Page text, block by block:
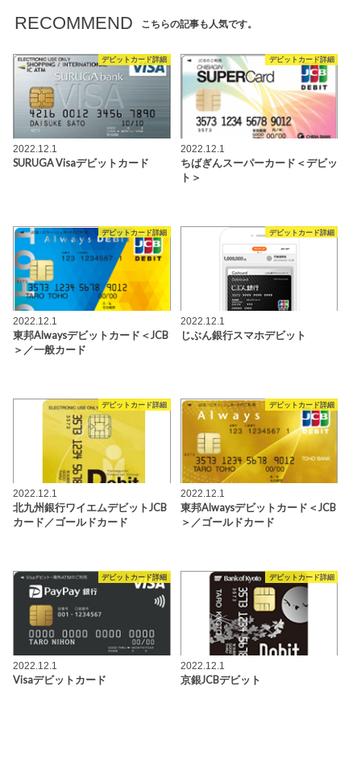
RECOMMEND こちらの記事も人気です。
デビットカード詳細
2022.12.1
SURUGA Visaデビットカード
デビットカード詳細
2022.12.1
ちばぎんスーパーカード＜デビッ
ト＞
デビットカード詳細
2022.12.1
東邦Alwaysデビットカード＜JCB
＞／一般カード
デビットカード詳細
2022.12.1
じぶん銀行スマホデビット
デビットカード詳細
2022.12.1
北九州銀行ワイエムデビットJCB
カード／ゴールドカード
デビットカード詳細
2022.12.1
東邦Alwaysデビットカード＜JCB
＞／ゴールドカード
デビットカード詳細
2022.12.1
Visaデビットカード
デビットカード詳細
2022.12.1
京銀JCBデビット